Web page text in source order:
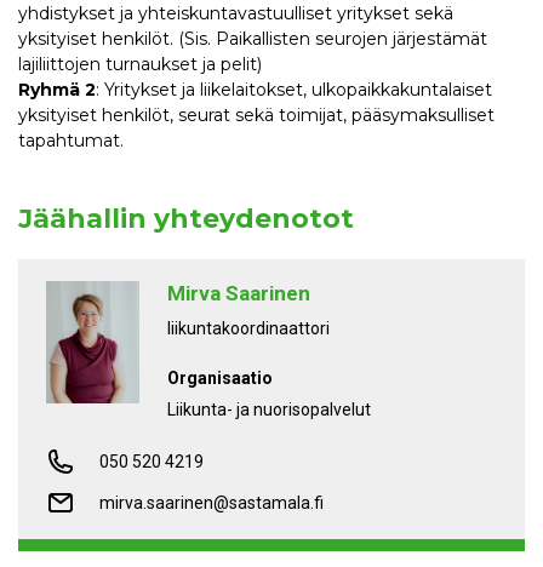
yhdistykset ja yhteiskuntavastuulliset yritykset sekä
yksityiset henkilöt. (Sis. Paikallisten seurojen järjestämät
lajiliittojen turnaukset ja pelit)
Ryhmä 2: Yritykset ja liikelaitokset, ulkopaikkakuntalaiset
yksityiset henkilöt, seurat sekä toimijat, pääsymaksulliset
tapahtumat.
Jäähallin yhteydenotot
Mirva Saarinen
liikuntakoordinaattori
Organisaatio
Liikunta- ja nuorisopalvelut
050 520 4219
mirva.saarinen@sastamala.fi